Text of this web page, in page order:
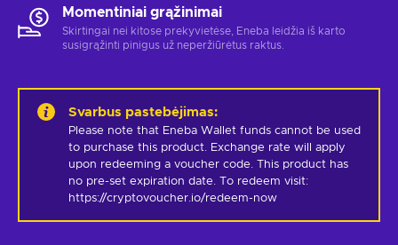
Momentiniai grąžinimai
Skirtingai nei kitose prekyvietėse, Eneba leidžia iš karto
susigrąžinti pinigus už neperžiūrėtus raktus.
Svarbus pastebėjimas:
Please note that Eneba Wallet funds cannot be used
to purchase this product. Exchange rate will apply
upon redeeming a voucher code. This product has
no pre-set expiration date. To redeem visit:
https://cryptovoucher.io/redeem-now